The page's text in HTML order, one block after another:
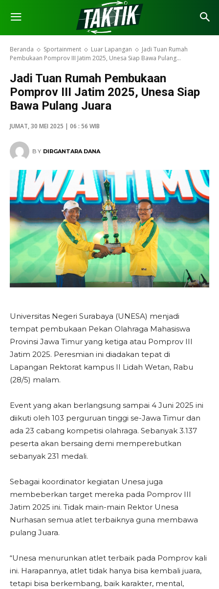
Beranda Sportainment Luar Lapangan
Jadi Tuan Rumah
Pembukaan Pomprov III Jatim 2025, Unesa Siap Bawa Pulang...
Jadi Tuan Rumah Pembukaan
Pomprov III Jatim 2025, Unesa Siap
Bawa Pulang Juara
JUMAT, 30 MEI 2025 | 06 : 56 WIB
BY DIRGANTARA DANA
Universitas Negeri Surabaya (UNESA) menjadi
tempat pembukaan Pekan Olahraga Mahasiswa
Provinsi Jawa Timur yang ketiga atau Pomprov III
Jatim 2025. Peresmian ini diadakan tepat di
Lapangan Rektorat kampus II Lidah Wetan, Rabu
(28/5) malam.
Event yang akan berlangsung sampai 4 Juni 2025 ini
diikuti oleh 103 perguruan tinggi se-Jawa Timur dan
ada 23 cabang kompetisi olahraga. Sebanyak 3.137
peserta akan bersaing demi memperebutkan
sebanyak 231 medali.
Sebagai koordinator kegiatan Unesa juga
membeberkan target mereka pada Pomprov III
Jatim 2025 ini. Tidak main-main Rektor Unesa
Nurhasan semua atlet terbaiknya guna membawa
pulang Juara.
“Unesa menurunkan atlet terbaik pada Pomprov kali
ini. Harapannya, atlet tidak hanya bisa kembali juara,
tetapi bisa berkembang, baik karakter, mental,